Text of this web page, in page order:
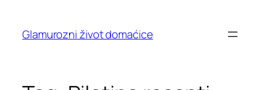
content
Glamurozni život domaćice